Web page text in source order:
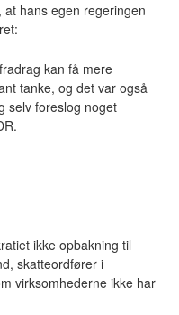
hans egen regeringen
kan få mere
tanke, og det var også
selv foreslog noget
ikke opbakning til
skatteordfører i
virksomhederne ikke har